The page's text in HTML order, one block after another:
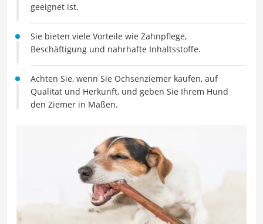
geeignet ist.
Sie bieten viele Vorteile wie Zahnpflege,
Beschäftigung und nahrhafte Inhaltsstoffe.
Achten Sie, wenn Sie Ochsenziemer kaufen, auf
Qualität und Herkunft, und geben Sie Ihrem Hund
den Ziemer in Maßen.